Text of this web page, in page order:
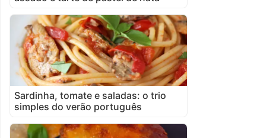
Sardinha, tomate e saladas: o trio
simples do verão português